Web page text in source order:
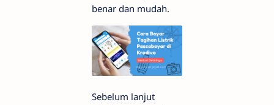
benar dan mudah.
Sebelum lanjut